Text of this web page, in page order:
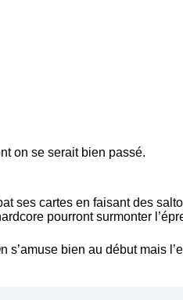
on se serait bien passé.
ses cartes en faisant des
pourront surmonter
bien au début mais